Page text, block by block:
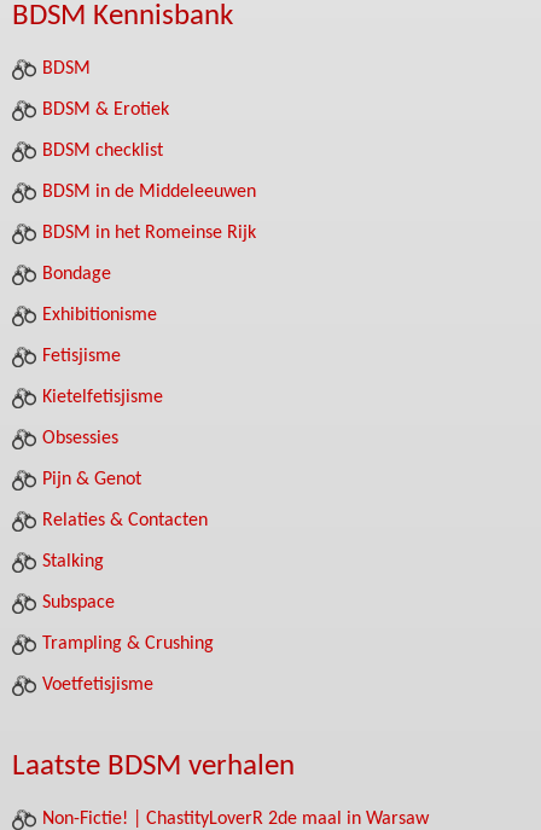
BDSM Kennisbank
BDSM
BDSM & Erotiek
BDSM checklist
BDSM in de Middeleeuwen
BDSM in het Romeinse Rijk
Bondage
Exhibitionisme
Fetisjisme
Kietelfetisjisme
Obsessies
Pijn & Genot
Relaties & Contacten
Stalking
Subspace
Trampling & Crushing
Voetfetisjisme
Laatste BDSM verhalen
Non-Fictie! | ChastityLoverR 2de maal in Warsaw